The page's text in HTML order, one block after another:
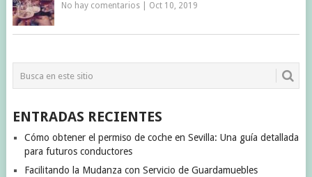
No hay comentarios| Oct 10, 2019
ENTRADAS RECIENTES
Cómo obtener el permiso de coche en Sevilla: Una guía detallada
para futuros conductores
Facilitando la Mudanza con Servicio de Guardamuebles